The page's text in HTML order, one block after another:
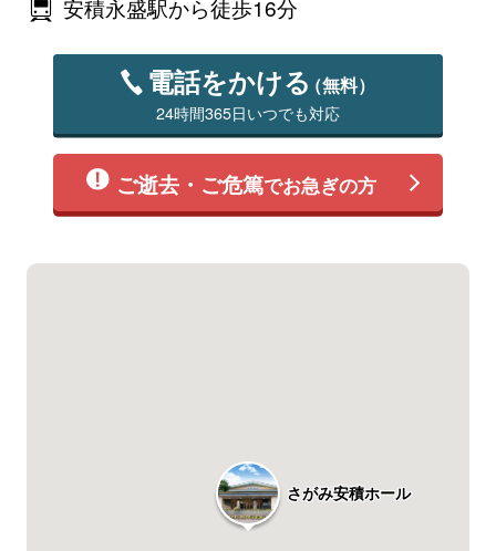
安積永盛駅から徒歩16分
電話をかける（無料）
24時間365日いつでも対応
ご逝去・ご危篤でお急ぎの方
さがみ安積ホール